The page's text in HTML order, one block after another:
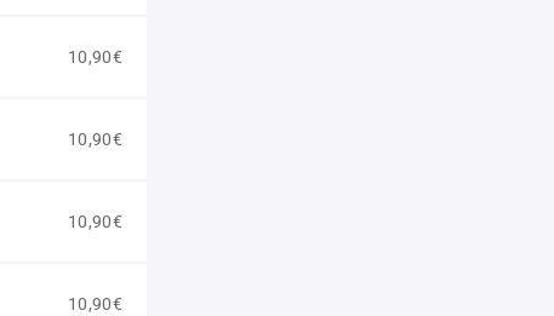
10,90€
10,90€
10,90€
10,90€